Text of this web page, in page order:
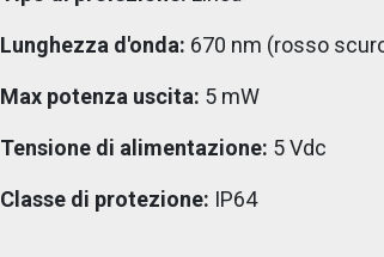
Lunghezza d'onda: 670 nm (rosso
Max potenza uscita: 5 mW
Tensione di alimentazione: 5 Vdc
Classe di protezione: IP64